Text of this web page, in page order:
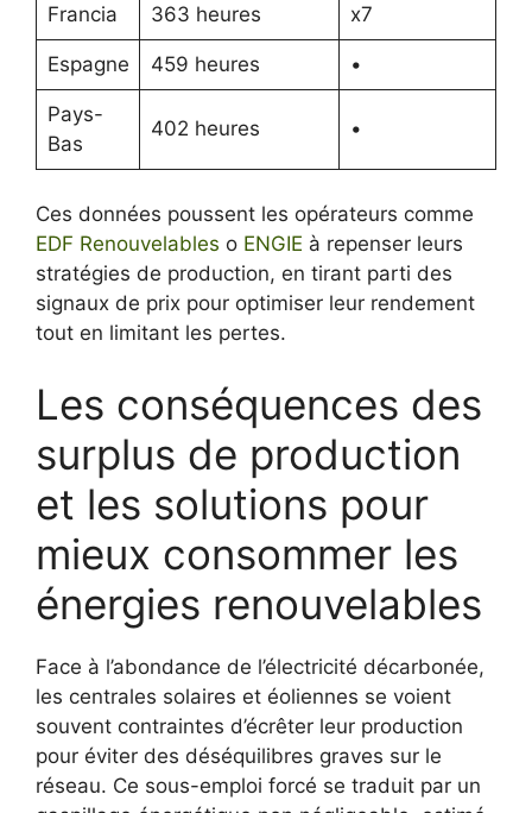
Francia 363 heures x7
Espagne 459 heures •
Pays-
Bas
402 heures •
Ces données poussent les opérateurs comme
EDF Renouvelables o ENGIE à repenser leurs
stratégies de production, en tirant parti des
signaux de prix pour optimiser leur rendement
tout en limitant les pertes.
Les conséquences des
surplus de production
et les solutions pour
mieux consommer les
énergies renouvelables
Face à l’abondance de l’électricité décarbonée,
les centrales solaires et éoliennes se voient
souvent contraintes d’écrêter leur production
pour éviter des déséquilibres graves sur le
réseau. Ce sous-emploi forcé se traduit par un